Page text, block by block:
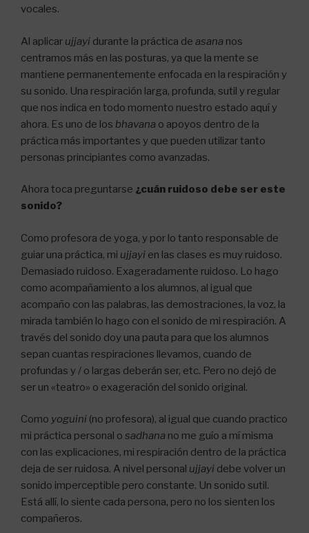
vocales.
Al aplicar ujjayi durante la práctica de asana nos
centramos más en las posturas, ya que la mente se
mantiene permanentemente enfocada en la respiración y
su sonido. Una respiración larga, profunda, sutil y regular
que nos indica en todo momento nuestro estado aquí y
ahora. Es uno de los bhavana o apoyos dentro de la
práctica más importantes y que pueden utilizar tanto
personas principiantes como avanzadas.
Ahora toca preguntarse ¿cuán ruidoso debe ser este
sonido?
Como profesora de yoga, y por lo tanto responsable de
guiar una práctica, mi ujjayi en las clases es muy ruidoso.
Demasiado ruidoso. Exageradamente ruidoso. Lo hago
como acompañamiento a los alumnos, al igual que
acompaño con las palabras, las demostraciones, la voz, la
mirada también lo hago con el sonido de mi respiración. A
través del sonido doy una pauta para que los alumnos
sepan cuantas respiraciones llevamos, cuando de
profundas y / o largas deberán ser, etc. Pero no dejó de
ser un «teatro» o exageración del sonido original.
Como yoguini (no profesora), al igual que cuando practico
mi práctica personal o sadhana no me guío a mí misma
con las explicaciones, mi respiración dentro de la práctica
deja de ser ruidosa. A nivel personal ujjayi debe volver un
sonido imperceptible pero constante. Un sonido sutil.
Está allí, lo siente cada persona, pero no los sienten los
compañeros.